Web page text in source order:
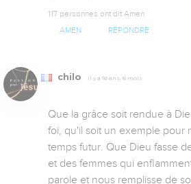
117 personnes ont dit Amen
AMEN RÉPONDRE
chilo Il y a 16 ans, 8 mois
Que la grâce soit rendue à
foi, qu'il soit un exemple pour
temps futur. Que Dieu fasse
et des femmes qui
parole et nous remplisse de